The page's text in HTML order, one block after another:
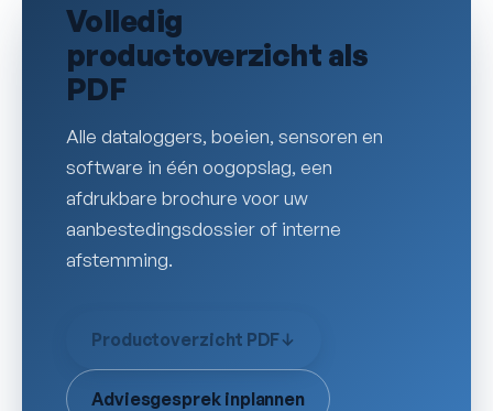
Volledig
productoverzicht als
PDF
Alle dataloggers, boeien, sensoren en
software in één oogopslag, een
afdrukbare brochure voor uw
aanbestedingsdossier of interne
afstemming.
Productoverzicht PDF↓
Adviesgesprek inplannen